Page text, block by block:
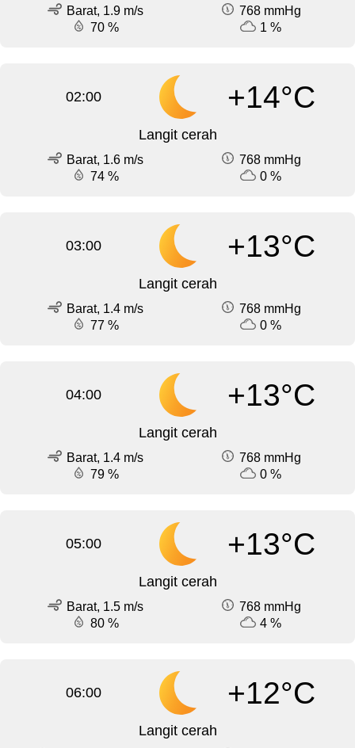
Barat, 1.9 m/s
768 mmHg
70 %
1 %
02:00 +14°C
Langit cerah
Barat, 1.6 m/s
768 mmHg
74 %
0 %
03:00 +13°C
Langit cerah
Barat, 1.4 m/s
768 mmHg
77 %
0 %
04:00 +13°C
Langit cerah
Barat, 1.4 m/s
768 mmHg
79 %
0 %
05:00 +13°C
Langit cerah
Barat, 1.5 m/s
768 mmHg
80 %
4 %
06:00 +12°C
Langit cerah